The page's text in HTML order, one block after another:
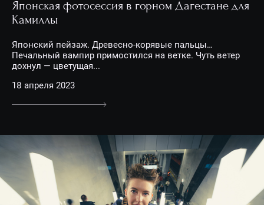
Японская фотосессия в горном Дагестане для
Камиллы
Японский пейзаж. Древесно-корявые пальцы…
Печальный вампир примостился на ветке. Чуть ветер
дохнул — цветущая...
18 апреля 2023